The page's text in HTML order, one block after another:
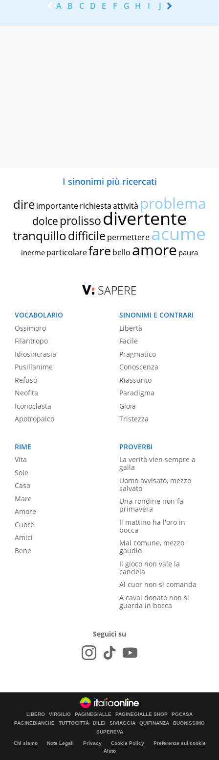
A B C D E F G H I J K
I sinonimi più ricercati
dire importante richiestaattività problema
dolce prolissodivertente
tranquillodifficile permettereacume
inerme particolarefare bello amore paura
SAPERE
VOCABOLARIO
Ossimoro
Filantropo
Idiosincrasia
Pusillanime
Refuso
Neofita
Iconoclasta
Apotropaico
SINONIMI E CONTRARI
Libertà
Facile
Pragmatico
Conoscenza
Riassunto
Paradigma
Gioia
Tristezza
RIME
Vita
Sole
Casa
Mare
Amore
Cuore
Amici
Bene
PROVERBI
La verità vien sempre a
galla
Uomo avvisato, mezzo
salvato
Una rondine non fa
primavera
Il mattino ha l'oro in
bocca
Mal comune, mezzo
gaudio
Il gioco non vale la
candela
Al cuor non si comanda
A caval donato non si
guarda in bocca
Seguici su
LIBERO VIRGILIO PAGINEGIALLE PAGINEGIALLE SHOP
PGCASA
PAGINEBIANCHE
TUTTOCITTÀ DILEI SIVIAGGIA QUIFINANZA
BUONISSIMO
SUPEREVA
Chi siamo Note Legali Privacy Cookie Policy
Preferenze sui cookie
Aiuto